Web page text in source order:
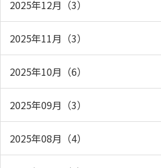
2025年12月（3）
2025年11月（3）
2025年10月（6）
2025年09月（3）
2025年08月（4）